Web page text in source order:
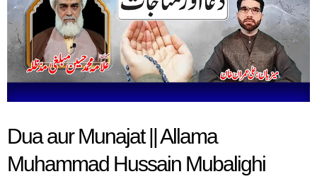
Dua aur Munajat || Allama
Muhammad Hussain Mubalighi
Muhammad
Hussain
Mubalighi